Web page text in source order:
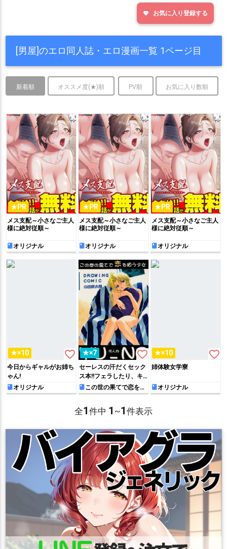
favorite お気に入り登録する
[男屋]のエロ同人誌・エロ漫画一覧 1ページ目
新着順 オススメ度(★)順 PV順 お気に入り数順
★PR
メス支配～小さなご主人
様に絶対従順～
オリジナル
★PR
メス支配～小さなご主人
様に絶対従順～
オリジナル
★PR
メス支配～小さなご主人
様に絶対従順～
オリジナル
★×10 favorite_border
今日からギャルがお姉ち
ゃん!
オリジナル
★×7 favorite_border
セーレスの汗だくセック
ス本!!フェラしたり、キ
スしながらの正常位セッ
クスでトロけちゃう♡
この世の果てで恋を唄
う少女YU-NO
★×10 favorite_border
姉体験女学寮
オリジナル
全1件中 1 ~1件表示